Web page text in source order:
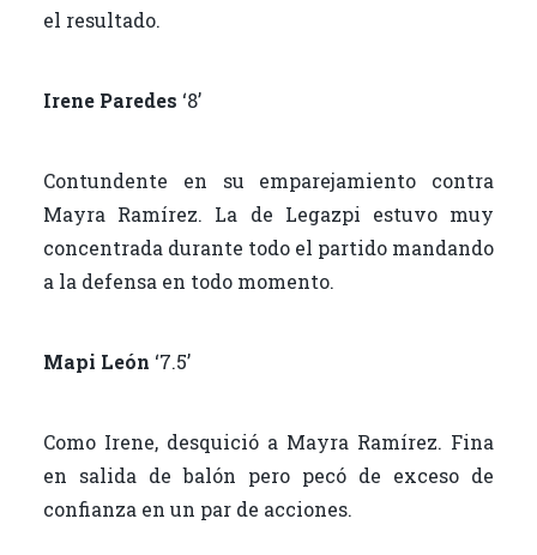
el resultado.
Irene Paredes ‘8’
Contundente en su emparejamiento contra
Mayra Ramírez. La de Legazpi estuvo muy
concentrada durante todo el partido mandando
a la defensa en todo momento.
Mapi León ‘7.5’
Como Irene, desquició a Mayra Ramírez. Fina
en salida de balón pero pecó de exceso de
confianza en un par de acciones.